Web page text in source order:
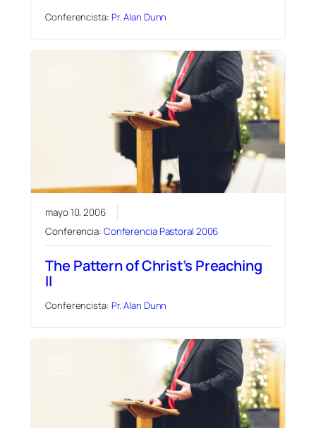
Conferencista: Pr. Alan Dunn
mayo 10, 2006
Conferencia: Conferencia Pastoral 2006
The Pattern of Christ’s Preaching
II
Conferencista: Pr. Alan Dunn